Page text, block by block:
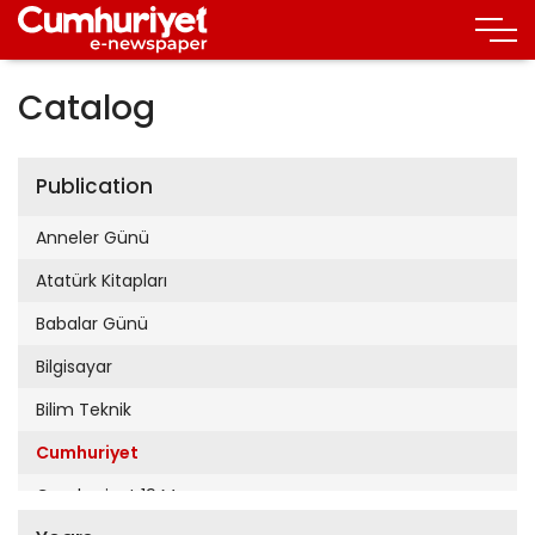
Catalog
Publication
Anneler Günü
Atatürk Kitapları
Babalar Günü
Bilgisayar
Bilim Teknik
Cumhuriyet
Cumhuriyet 19 Mayıs